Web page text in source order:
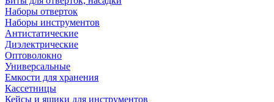
Наборы отверток
Наборы инструментов
Антистатические
Диэлектрические
Оптоволокно
Универсальные
Емкости для хранения
Кассетницы
Кейсы и ящики для инструментов